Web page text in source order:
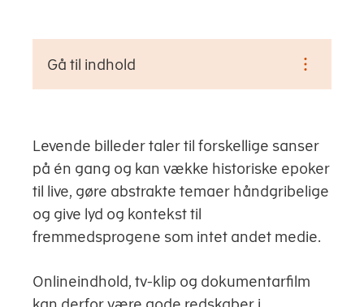
Gå til indhold
Levende billeder taler til forskellige sanser
på én gang og kan vække historiske epoker
til live, gøre abstrakte temaer håndgribelige
og give lyd og kontekst til
fremmedsprogene som intet andet medie.
Onlineindhold, tv-klip og dokumentarfilm